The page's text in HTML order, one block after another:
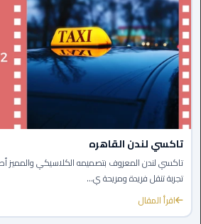
ليموزين
الساحل
الشمالي
خدمة
اهلا
مطار
القاهرة
ليموزين
ليموزين
مرسيدس
تاكسي لندن القاهره
تاكسي لندن المعروف بتصميمه الكلاسيكي والمميز
تجربة تنقل فريدة ومريحة ي...
اقرأ المقال